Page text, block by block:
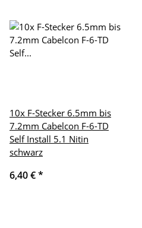
10x F-Stecker 6.5mm bis
7.2mm Cabelcon F-6-TD
Self Install 5.1 Nitin
schwarz
6,40 €*